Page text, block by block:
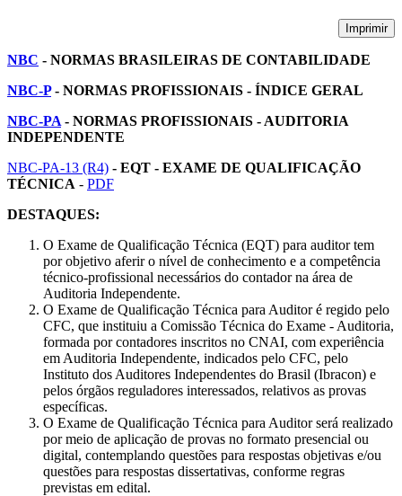
Imprimir
NBC - NORMAS BRASILEIRAS DE CONTABILIDADE
NBC-P- NORMAS PROFISSIONAIS - ÍNDICE GERAL
NBC-PA - NORMAS PROFISSIONAIS - AUDITORIA
INDEPENDENTE
NBC-PA-13 (R4) - EQT - EXAME DE QUALIFICAÇÃO
TÉCNICA - PDF
DESTAQUES:
O Exame de Qualificação Técnica (EQT) para auditor tem
por objetivo aferir o nível de conhecimento e a competência
técnico-profissional necessários do contador na área de
Auditoria Independente.
O Exame de Qualificação Técnica para Auditor é regido pelo
CFC, que instituiu a Comissão Técnica do Exame - Auditoria,
formada por contadores inscritos no CNAI, com experiência
em Auditoria Independente, indicados pelo CFC, pelo
Instituto dos Auditores Independentes do Brasil (Ibracon) e
pelos órgãos reguladores interessados, relativos as provas
específicas.
O Exame de Qualificação Técnica para Auditor será realizado
por meio de aplicação de provas no formato presencial ou
digital, contemplando questões para respostas objetivas e/ou
questões para respostas dissertativas, conforme regras
previstas em edital.